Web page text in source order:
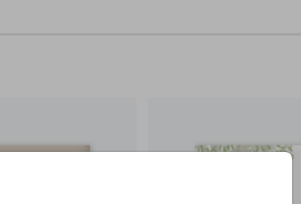
muur, ze zijn namelijk erg
hier